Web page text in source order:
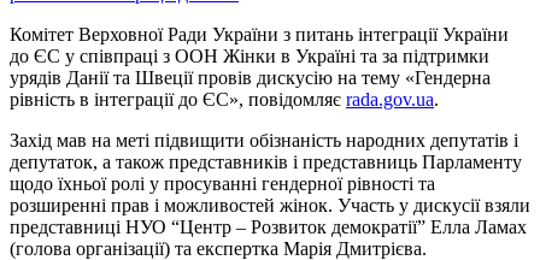
Комітет Верховної Ради України з питань інтеграції України
до ЄС у співпраці з ООН Жінки в Україні та за підтримки
урядів Данії та Швеції провів дискусію на тему «Гендерна
рівність в інтеграції до ЄС», повідомляє rada.gov.ua.
Захід мав на меті підвищити обізнаність народних депутатів і
депутаток, а також представників і представниць Парламенту
щодо їхньої ролі у просуванні гендерної рівності та
розширенні прав і можливостей жінок. Участь у дискусії взяли
представниці НУО “Центр – Розвиток демократії” Елла Ламах
(голова організації) та експертка Марія Дмитрієва.